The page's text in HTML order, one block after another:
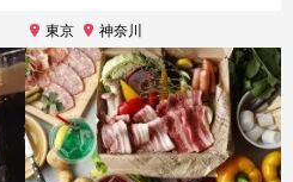
東京 神奈川